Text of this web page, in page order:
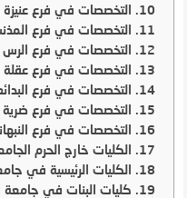
التخصصات في فرع عنيزة
التخصصات في فرع
التخصصات في فرع الرس
التخصصات في فرع عقلة
التخصصات في فرع
التخصصات في فرع ضرية
التخصصات في فرع
الكليات خارج الحرم
الكليات الرئيسية في
كليات البنات في جامعة